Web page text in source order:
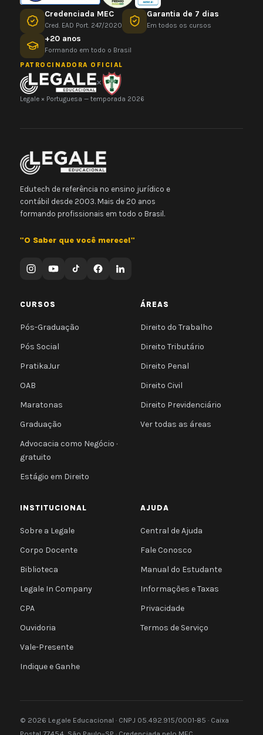
Credenciada MEC
Cred. EAD Port. 247/2020
Garantia de 7 dias
Em todos os cursos
+20 anos
Formando em todo o Brasil
PATROCINADORA OFICIAL
×
Legale × Portuguesa — temporada 2026
Edutech de referência no ensino jurídico e
contábil desde 2003. Mais de 20 anos
formando profissionais em todo o Brasil.
"O Saber que você merece!"
CURSOS
Pós-Graduação
Pós Social
PratikaJur
OAB
Maratonas
Graduação
Advocacia como Negócio ·
gratuito
Estágio em Direito
ÁREAS
Direito do Trabalho
Direito Tributário
Direito Penal
Direito Civil
Direito Previdenciário
Ver todas as áreas
INSTITUCIONAL
Sobre a Legale
Corpo Docente
Biblioteca
Legale In Company
CPA
Ouvidoria
Vale-Presente
Indique e Ganhe
AJUDA
Central de Ajuda
Fale Conosco
Manual do Estudante
Informações e Taxas
Privacidade
Termos de Serviço
© 2026 Legale Educacional · CNPJ 05.492.915/0001-85 · Caixa